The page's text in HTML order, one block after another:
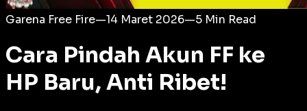
Garena Free Fire—14 Maret 2026—5 Min Read
Cara Pindah Akun FF ke
HP Baru, Anti Ribet!